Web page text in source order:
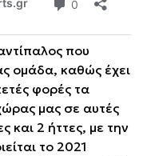
που
ομάδα, καθώς έχει
φορές τα
μας σε αυτές
και 2 ήττες, με την
το 2021